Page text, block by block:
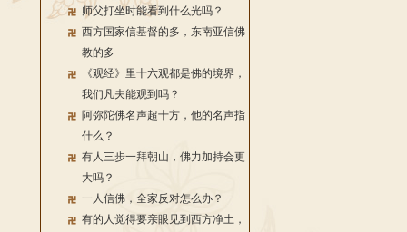
师父打坐时能看到什么光吗？
西方国家信基督的多，东南亚信佛
教的多
《观经》里十六观都是佛的境界，
我们凡夫能观到吗？
阿弥陀佛名声超十方，他的名声指
什么？
有人三步一拜朝山，佛力加持会更
大吗？
一人信佛，全家反对怎么办？
有的人觉得要亲眼见到西方净土，